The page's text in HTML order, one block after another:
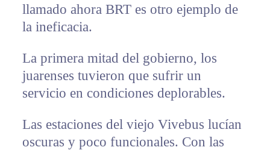
llamado ahora BRT es otro ejemplo de
la ineficacia.
La primera mitad del gobierno, los
juarenses tuvieron que sufrir un
servicio en condiciones deplorables.
Las estaciones del viejo Vivebus lucían
oscuras y poco funcionales. Con las